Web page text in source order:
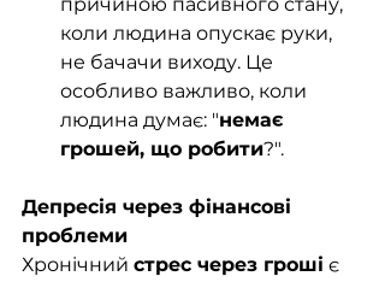
коли людина опускає руки,
не бачачи виходу. Це
особливо важливо, коли
людина думає: "немає
грошей, що робити?".
Депресія через фінансові
проблеми
Хронічний стрес через гроші є